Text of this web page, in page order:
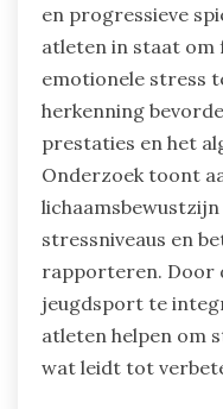
en progressieve
atleten in staat om
emotionele stress
herkenning
prestaties en het
Onderzoek toont
stressniveaus en
rapporteren. Door
jeugdsport te
atleten helpen om
wat leidt tot